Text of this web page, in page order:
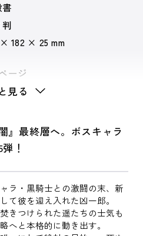
判
182 × 25 mm
ージ
見る
』最終層へ。ボスキャラ
！
ラ・黒騎士との激闘の末、新
て彼を迎え入れた凶一郎。
きつけられた遥たちの士気も
へと本格的に動き出す。